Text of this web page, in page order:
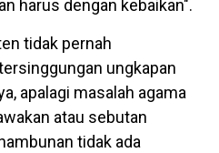
harus dengan kebaikan".
tidak pernah
ungkapan
apalagi masalah agama
atau sebutan
tidak ada